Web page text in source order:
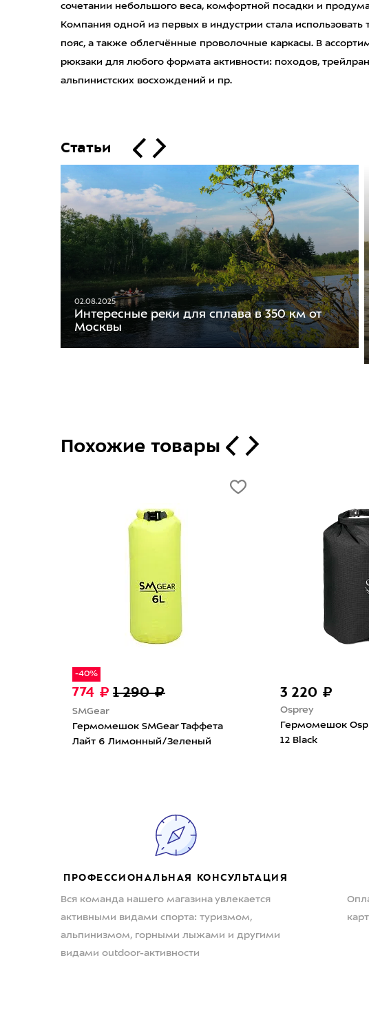
сочетании небольшого веса, комфортной посадки и
Компания одной из первых в индустрии стала
пояс, а также облегчённые проволочные каркасы. В
рюкзаки для любого формата активности: походов,
альпинистcких восхождений и пр.
Статьи
02.08.2025
Интересные реки для сплава в 350 км от
Москвы
Похожие товары
-40%
774 ₽ 1 290 ₽
SMGear
Гермомешок SMGear Таффета
Лайт 6 Лимонный/Зеленый
3 220 ₽
Osprey
Гермомешок
12 Black
ПРОФЕССИОНАЛЬНАЯ КОНСУЛЬТАЦИЯ
Вся команда нашего магазина увлекается
активными видами спорта: туризмом,
альпинизмом, горными лыжами и другими
видами outdoor-активности